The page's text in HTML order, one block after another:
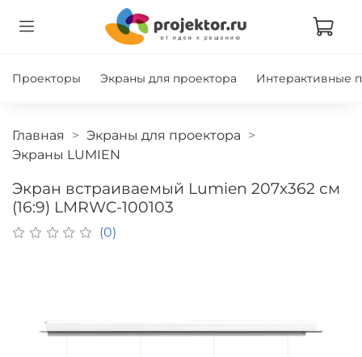
Проекторы Экраны для проектора Интерактивные
Главная
Экраны для проектора
Экраны LUMIEN
Экран встраиваемый Lumien 207х362 см
(16:9) LMRWC-100103
(0)